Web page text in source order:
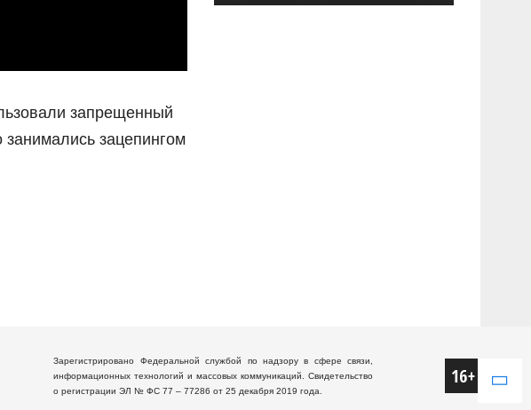
запрещенный
зацепингом
Зарегистрировано Федеральной службой по надзору в сфере связи,
информационных технологий и массовых коммуникаций. Свидетельство
о регистрации ЭЛ № ФС 77 – 77286 от 25 декабря 2019 года.